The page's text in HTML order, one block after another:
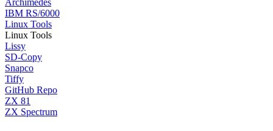
Archimedes
IBM RS/6000
Linux Tools
Linux Tools
Lissy
SD-Copy
Snapco
Tiffy
GitHub Repo
ZX 81
ZX Spectrum